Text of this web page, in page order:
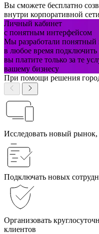
Вы сможете бесплатно
внутри корпоративной сети
Личный кабинет
с понятным интерфейсом
Мы разработали
в любое время
вы платите только за те
вашему бизнесу
При помощи решения
Исследовать новый
Подключать новых
Организовать
клиентов